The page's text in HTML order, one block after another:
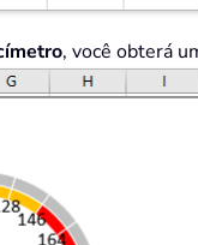
, você obterá